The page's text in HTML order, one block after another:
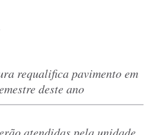
requalifica pavimento em
deste ano